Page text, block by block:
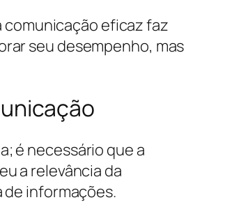
comunicação eficaz faz
seu desempenho, mas
é necessário que a
a relevância da
informações.